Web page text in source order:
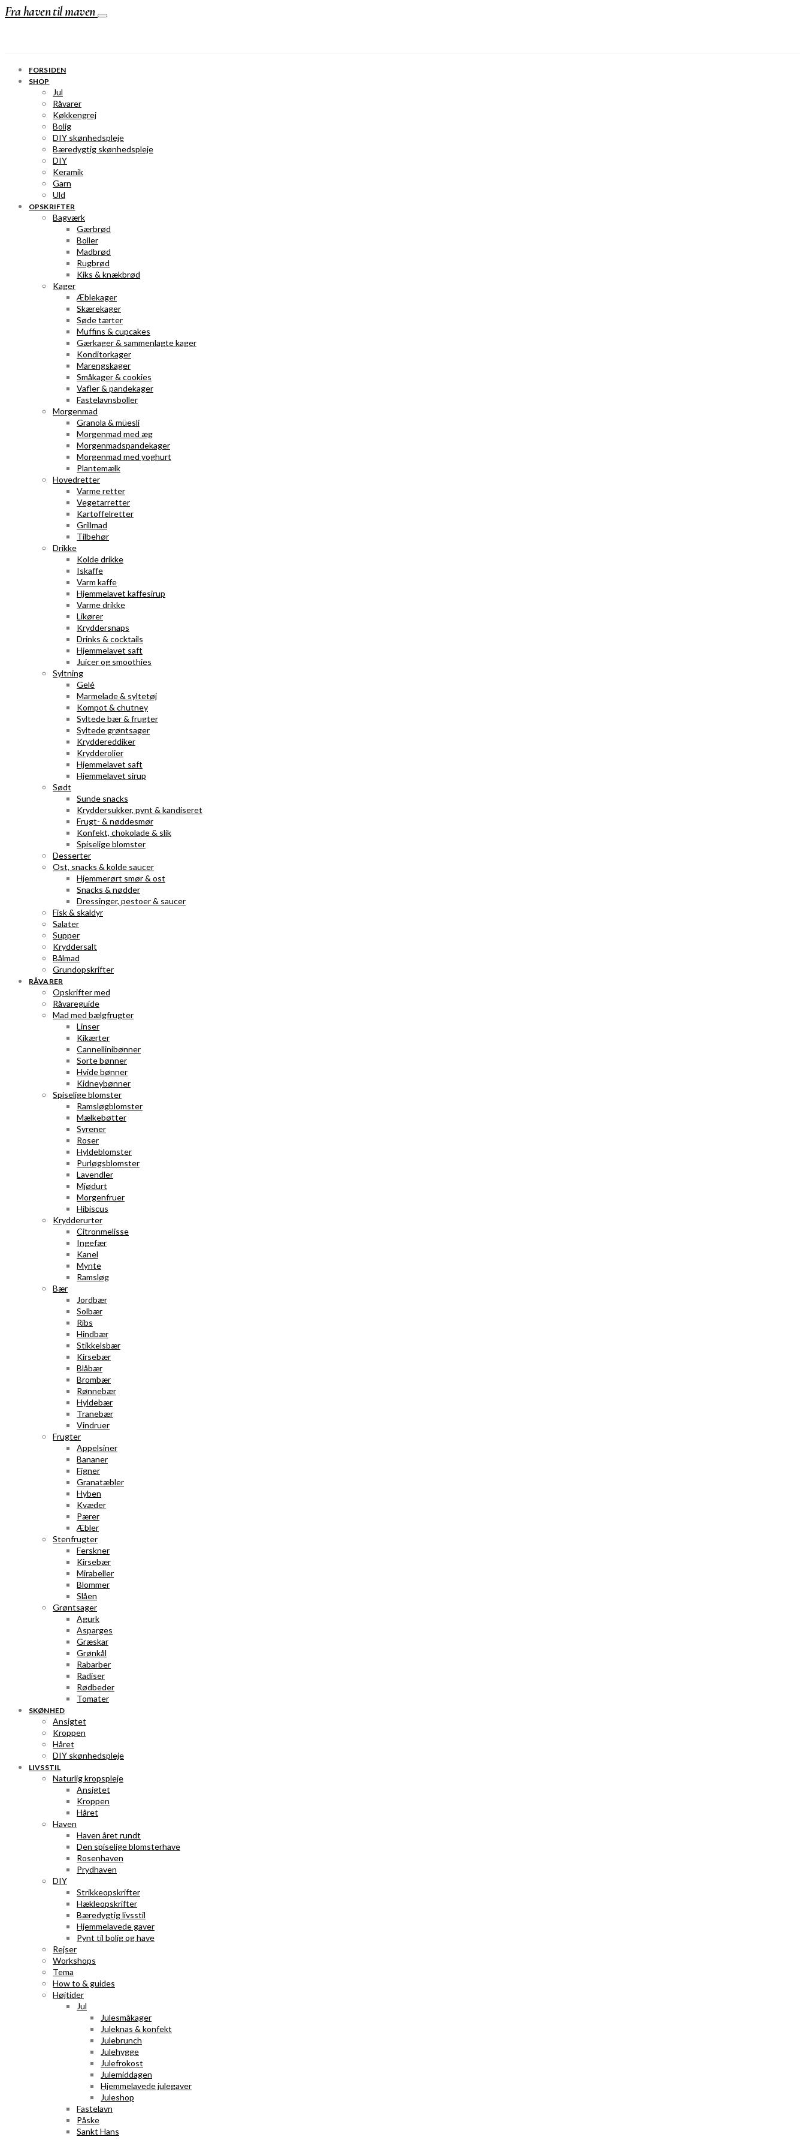
Fra haven til maven
FORSIDEN
SHOP
Jul
Råvarer
Køkkengrej
Bolig
DIY skønhedspleje
Bæredygtig skønhedspleje
DIY
Keramik
Garn
Uld
OPSKRIFTER
Bagværk
Gærbrød
Boller
Madbrød
Rugbrød
Kiks & knækbrød
Kager
Æblekager
Skærekager
Søde tærter
Muffins & cupcakes
Gærkager & sammenlagte kager
Konditorkager
Marengskager
Småkager & cookies
Vafler & pandekager
Fastelavnsboller
Morgenmad
Granola & müesli
Morgenmad med æg
Morgenmadspandekager
Morgenmad med yoghurt
Plantemælk
Hovedretter
Varme retter
Vegetarretter
Kartoffelretter
Grillmad
Tilbehør
Drikke
Kolde drikke
Iskaffe
Varm kaffe
Hjemmelavet kaffesirup
Varme drikke
Likører
Kryddersnaps
Drinks & cocktails
Hjemmelavet saft
Juicer og smoothies
Syltning
Gelé
Marmelade & syltetøj
Kompot & chutney
Syltede bær & frugter
Syltede grøntsager
Kryddereddiker
Krydderolier
Hjemmelavet saft
Hjemmelavet sirup
Sødt
Sunde snacks
Kryddersukker, pynt & kandiseret
Frugt- & nøddesmør
Konfekt, chokolade & slik
Spiselige blomster
Desserter
Ost, snacks & kolde saucer
Hjemmerørt smør & ost
Snacks & nødder
Dressinger, pestoer & saucer
Fisk & skaldyr
Salater
Supper
Kryddersalt
Bålmad
Grundopskrifter
RÅVARER
Opskrifter med
Råvareguide
Mad med bælgfrugter
Linser
Kikærter
Cannellinibønner
Sorte bønner
Hvide bønner
Kidneybønner
Spiselige blomster
Ramsløgblomster
Mælkebøtter
Syrener
Roser
Hyldeblomster
Purløgsblomster
Lavendler
Mjødurt
Morgenfruer
Hibiscus
Krydderurter
Citronmelisse
Ingefær
Kanel
Mynte
Ramsløg
Bær
Jordbær
Solbær
Ribs
Hindbær
Stikkelsbær
Kirsebær
Blåbær
Brombær
Rønnebær
Hyldebær
Tranebær
Vindruer
Frugter
Appelsiner
Bananer
Figner
Granatæbler
Hyben
Kvæder
Pærer
Æbler
Stenfrugter
Ferskner
Kirsebær
Mirabeller
Blommer
Slåen
Grøntsager
Agurk
Asparges
Græskar
Grønkål
Rabarber
Radiser
Rødbeder
Tomater
SKØNHED
Ansigtet
Kroppen
Håret
DIY skønhedspleje
LIVSSTIL
Naturlig kropspleje
Ansigtet
Kroppen
Håret
Haven
Haven året rundt
Den spiselige blomsterhave
Rosenhaven
Prydhaven
DIY
Strikkeopskrifter
Hækleopskrifter
Bæredygtig livsstil
Hjemmelavede gaver
Pynt til bolig og have
Rejser
Workshops
Tema
How to & guides
Højtider
Jul
Julesmåkager
Juleknas & konfekt
Julebrunch
Julehygge
Julefrokost
Julemiddagen
Hjemmelavede julegaver
Juleshop
Fastelavn
Påske
Sankt Hans